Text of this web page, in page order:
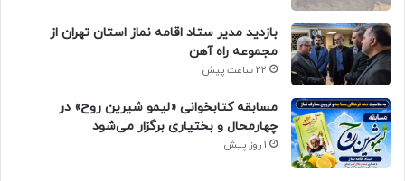
بازدید مدیر ستاد اقامه نماز استان تهران از
مجموعه راه آهن
22 ساعت پیش
مسابقه کتابخوانی «لیمو شیرین روح» در
چهارمحال و بختیاری برگزار می‌شود
1 روز پیش